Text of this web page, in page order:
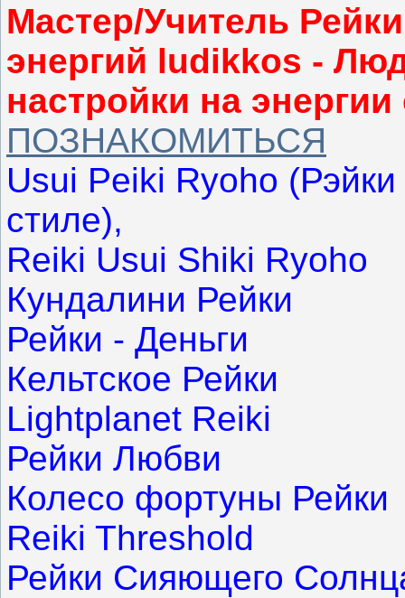
Мастер/Учитель
энергий ludikkos -
настройки на
ПОЗНАКОМИТЬСЯ
Usui Peiki Ryoho
стиле),
Reiki Usui Shiki Ryoho
Кундалини Рейки
Рейки - Деньги
Кельтское Рейки
Lightplanet Reiki
Рейки Любви
Колесо фортуны Рейки
Reiki Threshold
Рейки Cияющего